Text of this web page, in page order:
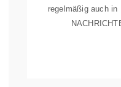
regelmäßig auch in